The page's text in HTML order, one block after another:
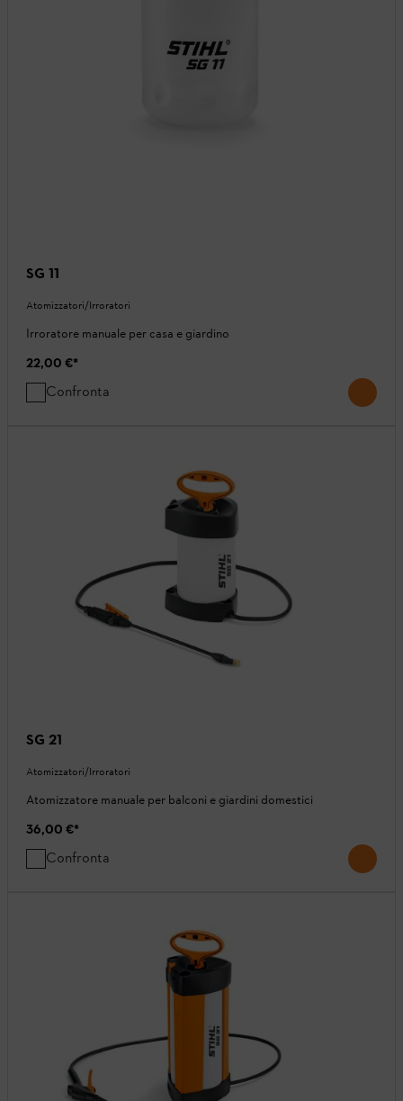
SG 11
Atomizzatori/Irroratori
Irroratore manuale per casa e giardino
22,00 €*
Confronta
SG 21
Atomizzatori/Irroratori
Atomizzatore manuale per balconi e giardini domestici
36,00 €*
Confronta